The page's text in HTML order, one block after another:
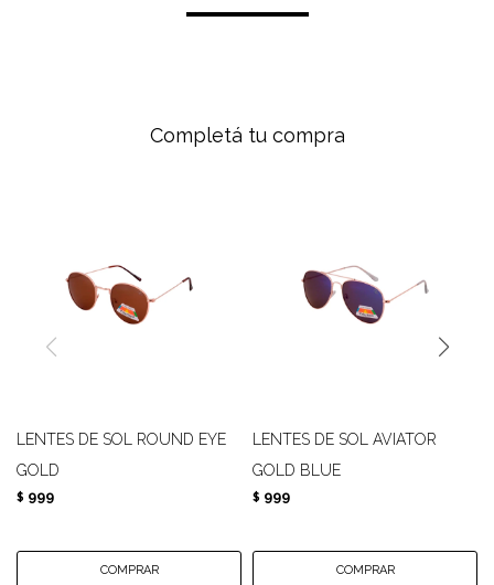
Completá tu compra
LENTES DE SOL ROUND EYE
GOLD
$ 999
LENTES DE SOL AVIATOR
GOLD BLUE
$ 999